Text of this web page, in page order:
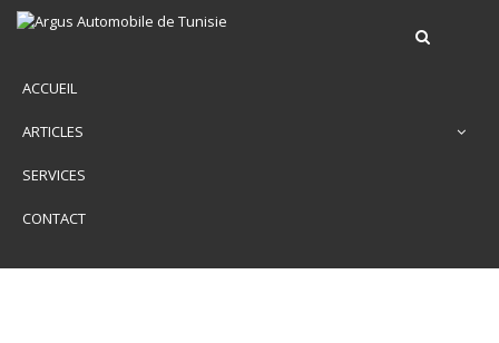
ACCUEIL
ARTICLES
SERVICES
CONTACT